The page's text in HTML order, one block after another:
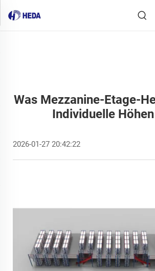
Was Mezzanine-Etage-
Individuelle
2026-01-27 20:42:22